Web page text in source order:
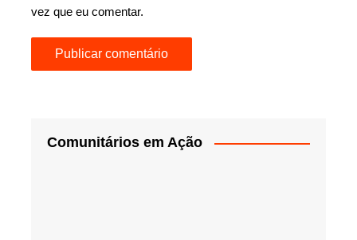
vez que eu comentar.
Comunitários em Ação